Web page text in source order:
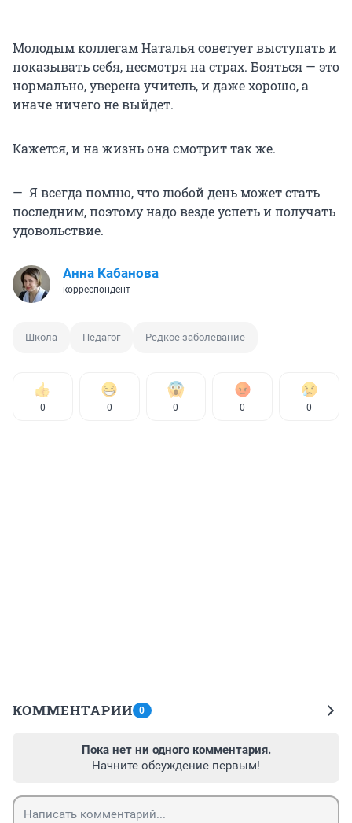
Молодым коллегам Наталья советует выступать и
показывать себя, несмотря на страх. Бояться — это
нормально, уверена учитель, и даже хорошо, а
иначе ничего не выйдет.
Кажется, и на жизнь она смотрит так же.
— Я всегда помню, что любой день может стать
последним, поэтому надо везде успеть и получать
удовольствие.
Анна Кабанова
корреспондент
Школа Педагог Редкое заболевание
0 0 0 0 0
КОММЕНТАРИИ 0
Пока нет ни одного комментария.
Начните обсуждение первым!